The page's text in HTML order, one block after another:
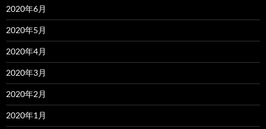
2020年6月
2020年5月
2020年4月
2020年3月
2020年2月
2020年1月